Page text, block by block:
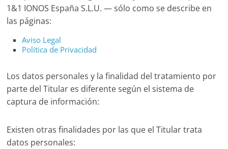
1&1 IONOS España S.L.U. — sólo como se describe en
las páginas:
Aviso Legal
Política de Privacidad
Los datos personales y la finalidad del tratamiento por
parte del Titular es diferente según el sistema de
captura de información:
Existen otras finalidades por las que el Titular trata
datos personales: